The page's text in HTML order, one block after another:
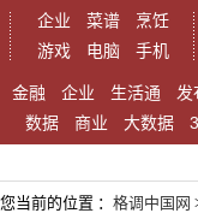
企业 菜谱
烹饪
游戏
电脑 手机
金融 企业 生活通 发
数据
商业 大数据
您当前的位置 ： 格调中国网